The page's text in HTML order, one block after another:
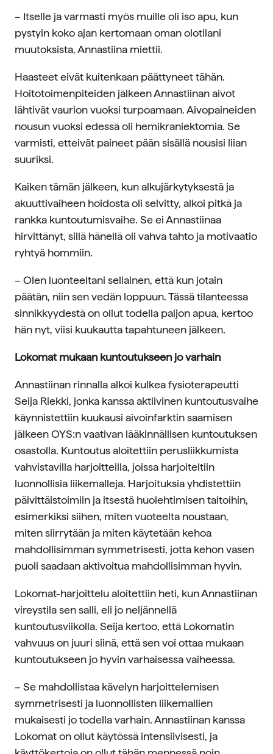
– Itselle ja varmasti myös muille oli iso apu, kun
pystyin koko ajan kertomaan oman olotilani
muutoksista, Annastiina miettii.
Haasteet eivät kuitenkaan päättyneet tähän.
Hoitotoimenpiteiden jälkeen Annastiinan aivot
lähtivät vaurion vuoksi turpoamaan. Aivopaineiden
nousun vuoksi edessä oli hemikraniektomia. Se
varmisti, etteivät paineet pään sisällä nousisi liian
suuriksi.
Kaiken tämän jälkeen, kun alkujärkytyksestä ja
akuuttivaiheen hoidosta oli selvitty, alkoi pitkä ja
rankka kuntoutumisvaihe. Se ei Annastiinaa
hirvittänyt, sillä hänellä oli vahva tahto ja motivaatio
ryhtyä hommiin.
– Olen luonteeltani sellainen, että kun jotain
päätän, niin sen vedän loppuun. Tässä tilanteessa
sinnikkyydestä on ollut todella paljon apua, kertoo
hän nyt, viisi kuukautta tapahtuneen jälkeen.
Lokomat mukaan kuntoutukseen jo varhain
Annastiinan rinnalla alkoi kulkea fysioterapeutti
Seija Riekki, jonka kanssa aktiivinen kuntoutusvaihe
käynnistettiin kuukausi aivoinfarktin saamisen
jälkeen OYS:n vaativan lääkinnällisen kuntoutuksen
osastolla. Kuntoutus aloitettiin perusliikkumista
vahvistavilla harjoitteilla, joissa harjoiteltiin
luonnollisia liikemalleja. Harjoituksia yhdistettiin
päivittäistoimiin ja itsestä huolehtimisen taitoihin,
esimerkiksi siihen, miten vuoteelta noustaan,
miten siirrytään ja miten käytetään kehoa
mahdollisimman symmetrisesti, jotta kehon vasen
puoli saadaan aktivoitua mahdollisimman hyvin.
Lokomat-harjoittelu aloitettiin heti, kun Annastiinan
vireystila sen salli, eli jo neljännellä
kuntoutusviikolla. Seija kertoo, että Lokomatin
vahvuus on juuri siinä, että sen voi ottaa mukaan
kuntoutukseen jo hyvin varhaisessa vaiheessa.
– Se mahdollistaa kävelyn harjoittelemisen
symmetrisesti ja luonnollisten liikemallien
mukaisesti jo todella varhain. Annastiinan kanssa
Lokomat on ollut käytössä intensiivisesti, ja